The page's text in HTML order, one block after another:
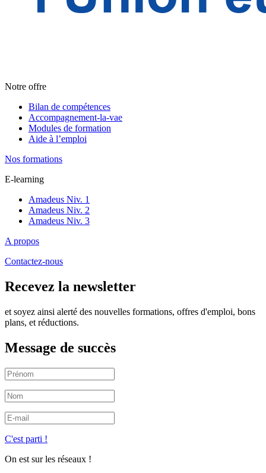
Notre offre
Bilan de compétences
Accompagnement-la-vae
Modules de formation
Aide à l’emploi
Nos formations
E-learning
Amadeus Niv. 1
Amadeus Niv. 2
Amadeus Niv. 3
A propos
Contactez-nous
Recevez la newsletter
et soyez ainsi alerté des nouvelles formations, offres d'emploi, bons
plans, et réductions.
Message de succès
C'est parti !
On est sur les réseaux !